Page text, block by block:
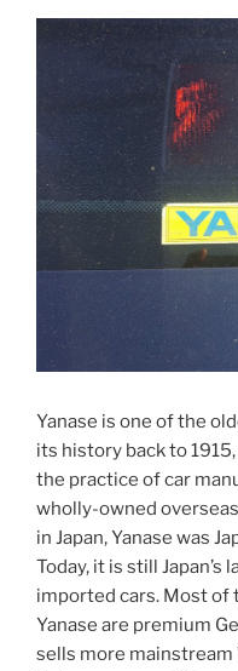
Yanase is one of the
its history back to
the practice of car
wholly-owned
in Japan, Yanase was
Today, it is still
imported cars. Most of
Yanase are premium
sells more